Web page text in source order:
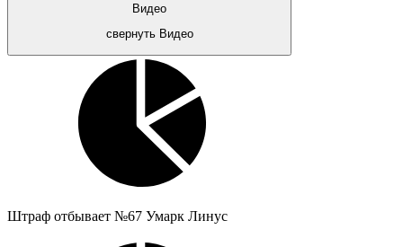
Видео
свернуть Видео
Штраф отбывает №67 Умарк Линус